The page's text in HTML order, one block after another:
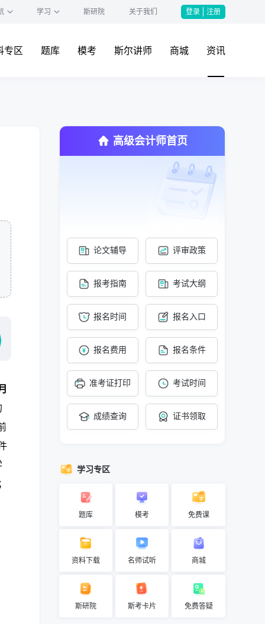
学习 斯研院 关于我们 登录 注册
专区 题库 模考 斯尔讲师 商城 资讯
高级会计师首页
论文辅导 评审政策
报考指南 考试大纲
报名时间 报名入口
报名费用 报名条件
准考证打印 考试时间
成绩查询 证书领取
学习专区
题库 模考 免费课
资料下载 名师试听 商城
斯研院 斯考卡片 免费答疑